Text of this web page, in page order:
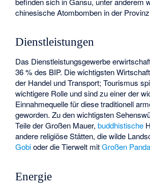
chinesische Atombomben in der
Dienstleistungen
Das Dienstleistungsgewerbe
36 % des BIP. Die wichtigsten
der Handel und Transport; Tourismus
wichtigere Rolle und sind zu einer der
Einnahmequelle für diese traditionell
geworden. Zu den wichtigsten
Teile der Großen Mauer,buddhistische
andere religiöse Stätten, die wilde
Gobioder die Tierwelt mitGroßen
Energie